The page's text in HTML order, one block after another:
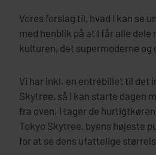
Vores forslag til, hvad I kan se
med henblik på at I får alle dele
kulturen, det supermoderne og
Vi har inkl. en entrébillet til det
Skytree, så I kan starte dagen
fra oven. I tager de
Tokyo Skytree, byens højeste
for at se dens ufattelige